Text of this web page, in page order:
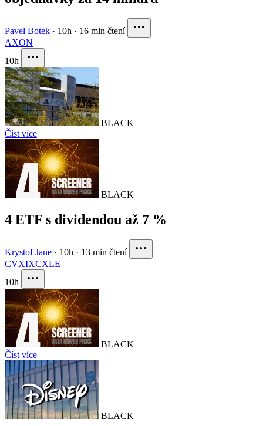
Pavel Botek · 10h · 16 min čtení
AXON
10h
BLACK
Číst více
BLACK
4 ETF s dividendou až 7 %
Krystof Jane · 10h · 13 min čtení
CVXIXCXLE
10h
BLACK
Číst více
BLACK